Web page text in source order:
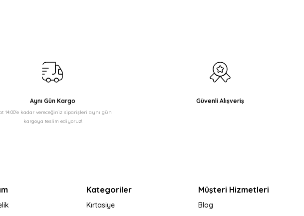
Aynı Gün Kargo
14:00'e kadar vereceğiniz siparişleri aynı gün
kargoya teslim ediyoruz!
Güvenli Alışveriş
Kategoriler
Kırtasiye
Müşteri Hizmetleri
Blog